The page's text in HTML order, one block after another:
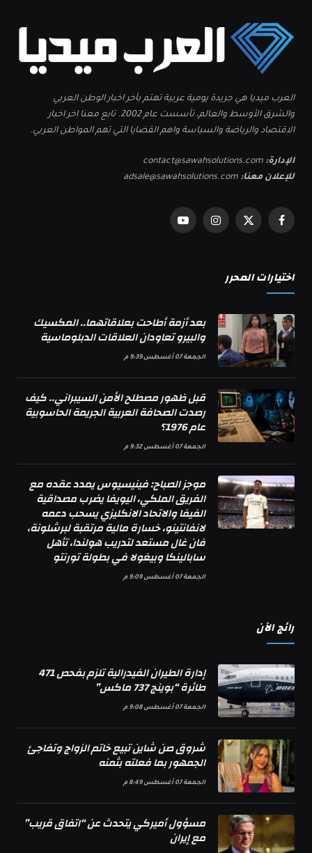
العرب ميديا هي جريدة يومية عربية تهتم بآخر اخبار الوطن العربي
والشرق الأوسط والعالم، تأسست عام 2002. تابع معنا اخر اخبار
الاقتصاد والرياضة والسياسة واهم القضايا التي تهم المواطن العربي.
الإدارة: contact@sawahsolutions.com
للإعلان معنا: adsale@sawahsolutions.com
فيسبوكX
الانستغراميوتيوب
اختيارات المحرر
بعد أزمة أطاحت بعلاقاتهما.. المكسيك
والبيرو تعاودان العلاقات الدبلوماسية
الجمعة 07 أغسطس 9:39 م
قبل ظهور مصطلح الأمن السيبراني.. كيف
رصدت الصحافة العربية الجريمة الحاسوبية
عام 1976؟
الجمعة 07 أغسطس 9:32 م
موجز الصباح: فينيسيوس يمدد عقده مع
الفريق الملكي، اليويفا يضرب مصداقية
الفيفا والاتحاد الانكليزي يسحب دعمه
لانفانتينو، خسارة مالية مرتقبة لبرشلونة،
فان غال مستعد لتدريب هولندا، تأهل
سابالينكا وبيغولا في بطولة تورنتو
الجمعة 07 أغسطس 9:09 م
رائج الآن
إدارة الطيران الفيدرالية تلزم بفحص 471
طائرة “بوينج 737 ماكس”
الجمعة 07 أغسطس 9:08 م
شروق صن شاين تبيع خاتم الزواج وتفاجئ
الجمهور بما فعلته بثمنه
الجمعة 07 أغسطس 8:49 م
مسؤول أميركي يتحدث عن “اتفاق قريب”
مع إيران